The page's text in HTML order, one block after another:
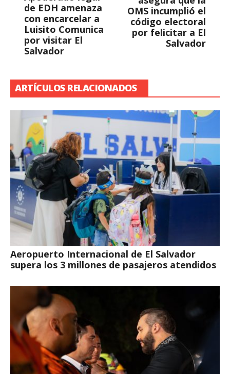
de EDH amenaza
con encarcelar a
Luisito Comunica
por visitar El
Salvador
OMS incumplió el
código electoral
por felicitar a El
Salvador
ARTÍCULOS RELACIONADOS
Aeropuerto Internacional de El Salvador
supera los 3 millones de pasajeros atendidos